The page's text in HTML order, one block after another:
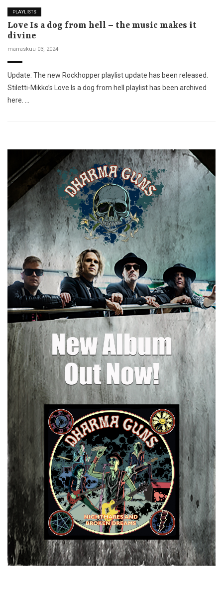
PLAYLISTS
Love Is a dog from hell – the music makes it
divine
marraskuu 03, 2024
Update: The new Rockhopper playlist update has been released.
Stiletti-Mikko’s Love Is a dog from hell playlist has been archived
here. …